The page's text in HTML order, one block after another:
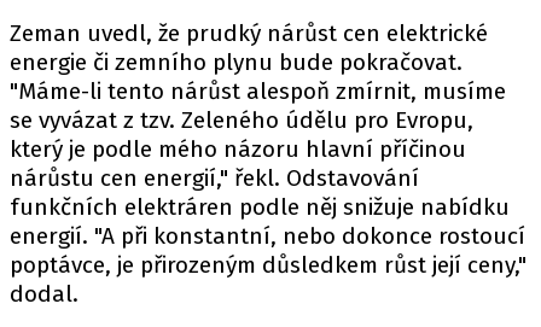
Zeman uvedl, že prudký nárůst cen elektrické
energie či zemního plynu bude pokračovat.
"Máme-li tento nárůst alespoň zmírnit, musíme
se vyvázat z tzv. Zeleného údělu pro Evropu,
který je podle mého názoru hlavní příčinou
nárůstu cen energií," řekl. Odstavování
funkčních elektráren podle něj snižuje nabídku
energií. "A při konstantní, nebo dokonce rostoucí
poptávce, je přirozeným důsledkem růst její ceny,"
dodal.